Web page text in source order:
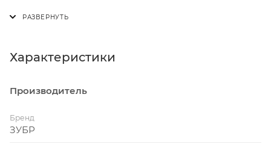
Характеристики
Производитель
Бренд
ЗУБР